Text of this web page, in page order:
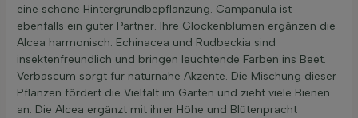
eine schöne Hintergrundbepflanzung. Campanula ist
ebenfalls ein guter Partner. Ihre Glockenblumen ergänzen die
Alcea harmonisch. Echinacea und Rudbeckia sind
insektenfreundlich und bringen leuchtende Farben ins Beet.
Verbascum sorgt für naturnahe Akzente. Die Mischung dieser
Pflanzen fördert die Vielfalt im Garten und zieht viele Bienen
an. Die Alcea ergänzt mit ihrer Höhe und Blütenpracht